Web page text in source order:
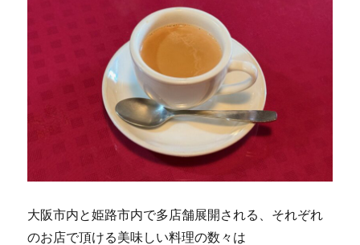
大阪市内と姫路市内で多店舗展開される、それぞれ
のお店で頂ける美味しい料理の数々は